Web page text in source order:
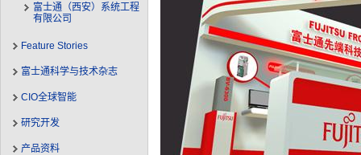
富士通（西安）系统工程
有限公司
Feature Stories
富士通科学与技术杂志
CIO全球智能
研究开发
产品资料